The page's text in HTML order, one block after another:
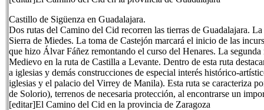
Castillo de Sigüenza en Guadalajara.
Dos rutas del Camino del Cid recorren las tierras de Guadalajara.
Sierra de Miedes. La toma de Castejón marcará el inicio de las
que hizo Álvar Fáñez remontando el curso del Henares. La
Medievo en la ruta de Castilla a Levante. Dentro de esta ruta
a iglesias y demás construcciones de especial interés histórico-
iglesias y el palacio del Virrey de Manila). Esta ruta se caracteriza
de Solorio), terrenos de necesaria protección, al encontrarse un
[editar]El Camino del Cid en la provincia de Zaragoza